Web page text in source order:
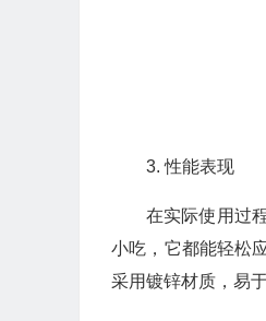
3. 性能表现
在实际使用过
小吃，它都能轻松
采用镀锌材质，易